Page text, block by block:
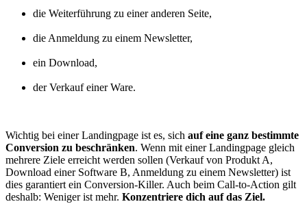
die Weiterführung zu einer anderen Seite,
die Anmeldung zu einem Newsletter,
ein Download,
der Verkauf einer Ware.
Wichtig bei einer Landingpage ist es, sich auf eine ganz bestimmte
Conversion zu beschränken. Wenn mit einer Landingpage gleich
mehrere Ziele erreicht werden sollen (Verkauf von Produkt A,
Download einer Software B, Anmeldung zu einem Newsletter) ist
dies garantiert ein Conversion-Killer. Auch beim Call-to-Action gilt
deshalb: Weniger ist mehr. Konzentriere dich auf das Ziel.